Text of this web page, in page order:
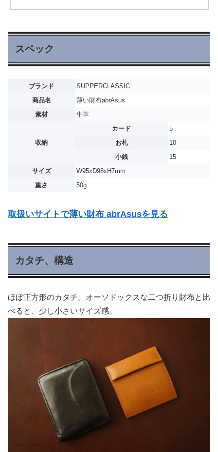
スペック
ブランド
SUPPERCLASSIC
商品名
薄い財布abrAsus
素材
牛革
収納
カード
5
お札
10
小銭
15
サイズ
W95xD98xH7mm
重さ
50g
取扱いサイトで薄い財布 abrAsusを見る
カタチ、構造
ほぼ正方形のカタチ。オーソドックスな二つ折り財布と比
べると、少し小さいサイズ感。